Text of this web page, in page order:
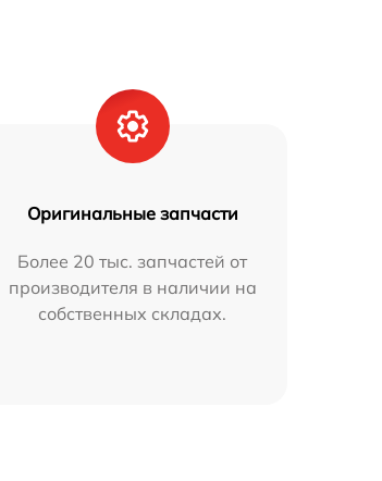
Оригинальные запчасти
Более 20 тыс. запчастей от
производителя в наличии на
собственных складах.